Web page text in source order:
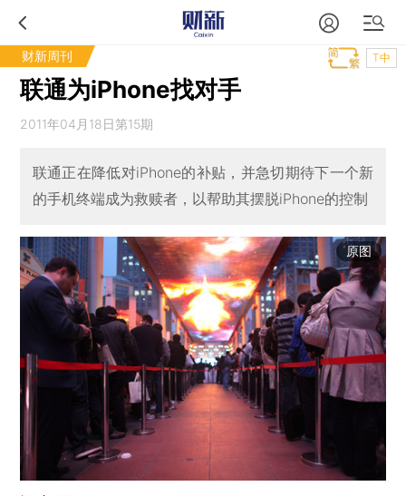
财新周刊 T中
联通为iPhone找对手
2011年04月18日第15期
联通正在降低对iPhone的补贴，并急切期待下一个新
的手机终端成为救赎者，以帮助其摆脱iPhone的控制
原图